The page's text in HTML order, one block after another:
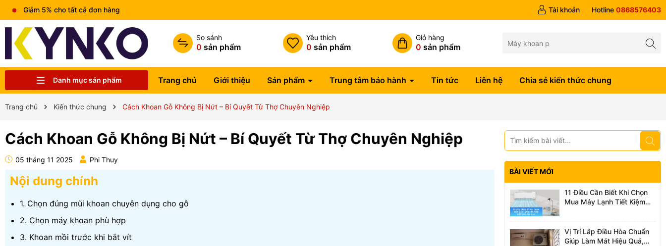
Miễn phí vận chuyển đơn hàng trên 1tr5 Tài khoản Hotline 0868576403
So sánh
0 sản phẩm
Yêu thích
0 sản phẩm
Giỏ hàng
0 sản phẩm
Danh mục sản phẩm Trang chủ Giới thiệu Sản phẩm Trung tâm bảo hành Tin tức Liên hệ Chia sẻ kiến thức chung
Trang chủ Kiến thức chung Cách Khoan Gỗ Không Bị Nứt – Bí Quyết Từ Thợ Chuyên Nghiệp
Cách Khoan Gỗ Không Bị Nứt – Bí Quyết Từ Thợ Chuyên Nghiệp
05 tháng 11 2025 Phi Thuy
Nội dung chính
1. Chọn đúng mũi khoan chuyên dụng cho gỗ
2. Chọn máy khoan phù hợp
3. Khoan mồi trước khi bắt vít
BÀI VIẾT MỚI
11 Điều Cần Biết Khi Chọn
Mua Máy Lạnh Tiết Kiệm
Vị Trí Lắp Điều Hòa Chuẩn
Giúp Làm Mát Hiệu Quả,